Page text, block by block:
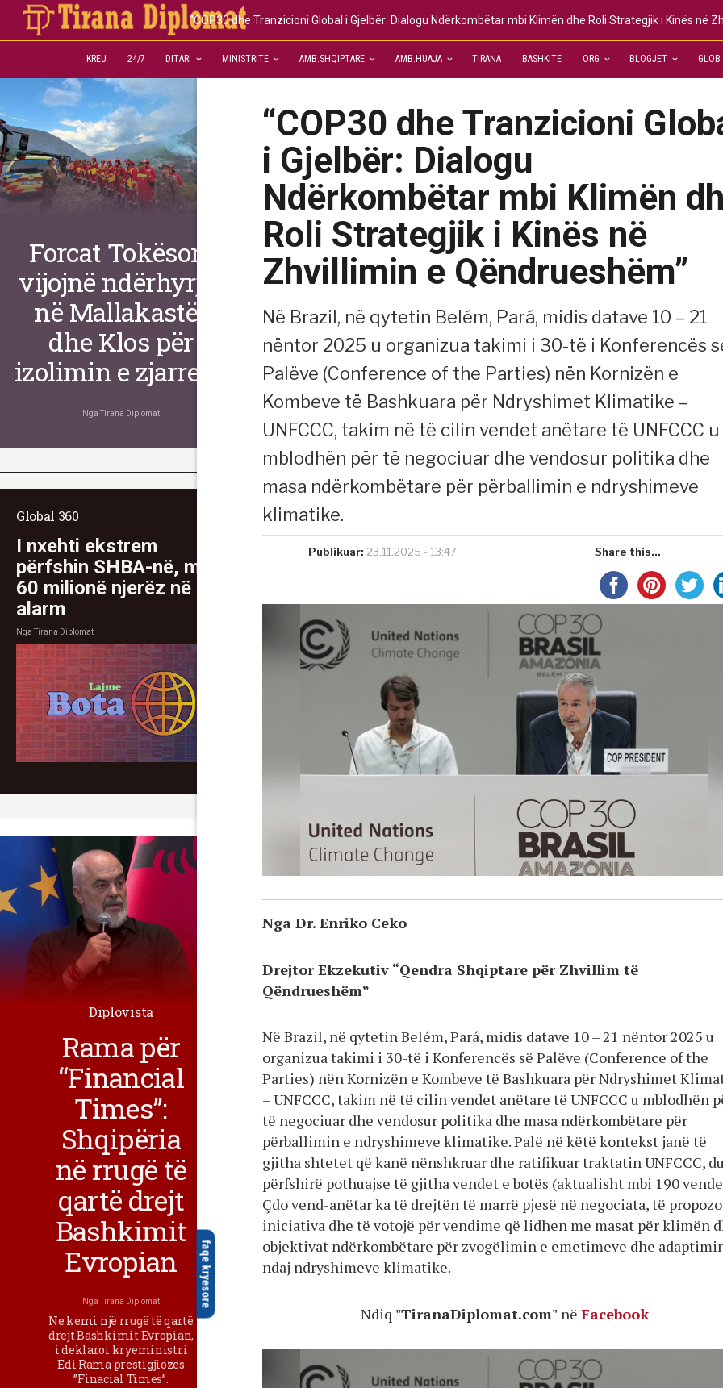
KREU 24/7 DITARI MINISTRITE AMB.SHQIPTARE AMB.HUAJA TIRANA BASHKITE ORG BLOGJET GLOB
faqe kryesore
“COP30 dhe Tranzicioni
i Gjelbër: Dialogu
Ndërkombëtar mbi Klimën
Roli Strategjik i Kinës në
Zhvillimin e Qëndrueshëm”
Në Brazil, në qytetin Belém, Pará, midis datave 10 – 21
nëntor 2025 u organizua takimi i 30-të i Konferencës
Palëve (Conference of the Parties) nën Kornizën e
Kombeve të Bashkuara për Ndryshimet Klimatike –
UNFCCC, takim në të cilin vendet anëtare të UNFCCC u
mblodhën për të negociuar dhe vendosur politika dhe
masa ndërkombëtare për përballimin e ndryshimeve
klimatike.
Publikuar: 23.11.2025 - 13:47 Share this...
Nga Dr. Enriko Ceko
Drejtor Ekzekutiv “Qendra Shqiptare për Zhvillim të
Qëndrueshëm”
Në Brazil, në qytetin Belém, Pará, midis datave 10 – 21 nëntor 2025 u
organizua takimi i 30-të i Konferencës së Palëve (Conference of the
Parties) nën Kornizën e Kombeve të Bashkuara për Ndryshimet
– UNFCCC, takim në të cilin vendet anëtare të UNFCCC u mblodhën
të negociuar dhe vendosur politika dhe masa ndërkombëtare për
përballimin e ndryshimeve klimatike. Palë në këtë kontekst janë të
gjitha shtetet që kanë nënshkruar dhe ratifikuar traktatin UNFCCC,
përfshirë pothuajse të gjitha vendet e botës (aktualisht mbi 190
Çdo vend-anëtar ka të drejtën të marrë pjesë në negociata, të
iniciativa dhe të votojë për vendime që lidhen me masat për klimën
objektivat ndërkombëtare për zvogëlimin e emetimeve dhe
ndaj ndryshimeve klimatike.
Ndiq "TiranaDiplomat.com" në Facebook
Forcat Tokësore
vijojnë ndërhyrjet
në Mallakastër
dhe Klos për
izolimin e zjarreve
Nga Tirana Diplomat
Global 360
I nxehti ekstrem
përfshin SHBA-në, mbi
60 milionë njerëz në
alarm
NgaTirana Diplomat
Diplovista
Rama për
“Financial
Times”:
Shqipëria
në rrugë të
qartë drejt
Bashkimit
Evropian
NgaTirana Diplomat
Ne kemi një rrugë të qartë
drejt Bashkimit Evropian,
i deklaroi kryeministri
Edi Rama prestigjiozes
”Finacial Times”.